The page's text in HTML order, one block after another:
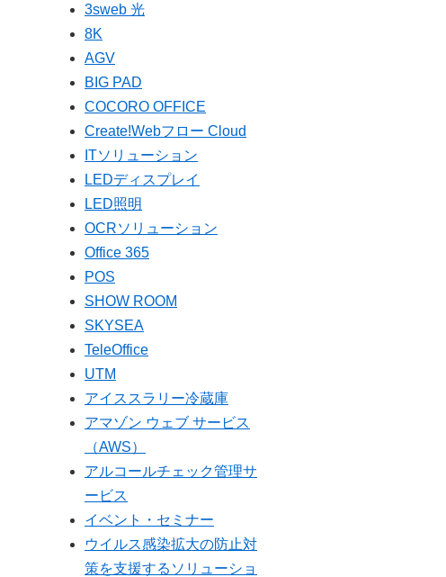
3sweb 光
8K
AGV
BIG PAD
COCORO OFFICE
Create!Webフロー Cloud
ITソリューション
LEDディスプレイ
LED照明
OCRソリューション
Office 365
POS
SHOW ROOM
SKYSEA
TeleOffice
UTM
アイススラリー冷蔵庫
アマゾン ウェブ サービス
（AWS）
アルコールチェック管理サ
ービス
イベント・セミナー
ウイルス感染拡大の防止対
策を支援するソリューショ